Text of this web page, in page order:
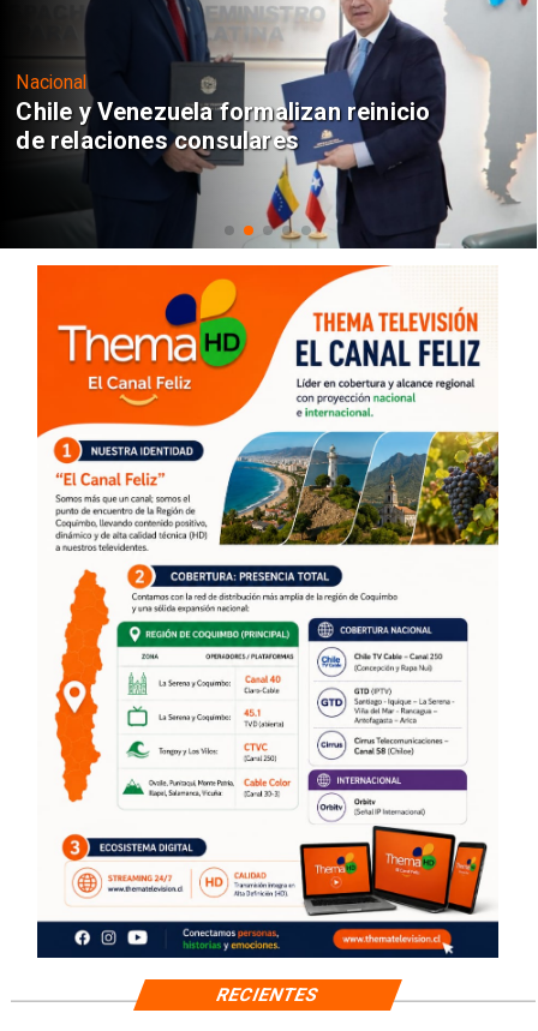
Nacional
Chile y Venezuela formalizan reinicio
de relaciones consulares
RECIENTES